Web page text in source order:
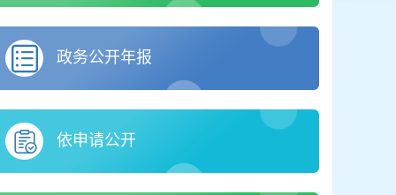
政务公开年报
依申请公开